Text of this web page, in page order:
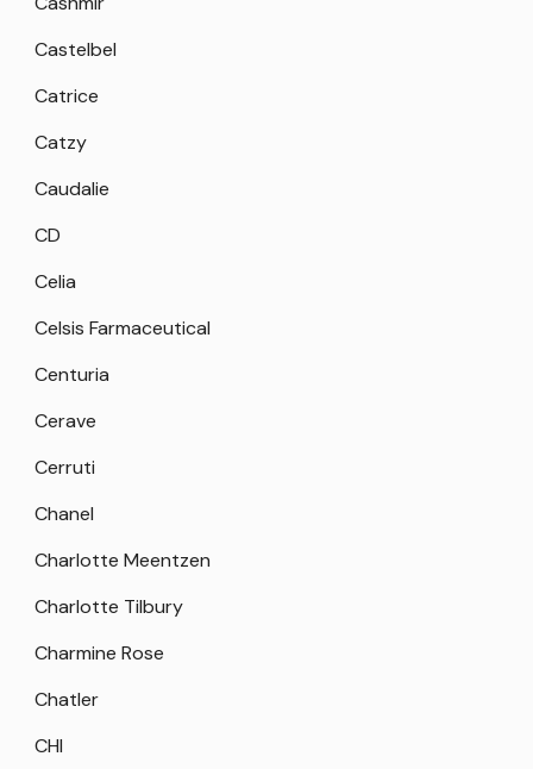
Castelbel
Catrice
Catzy
Caudalie
CD
Celia
Celsis Farmaceutical
Centuria
Cerave
Cerruti
Chanel
Charlotte Meentzen
Charlotte Tilbury
Charmine Rose
Chatler
CHI